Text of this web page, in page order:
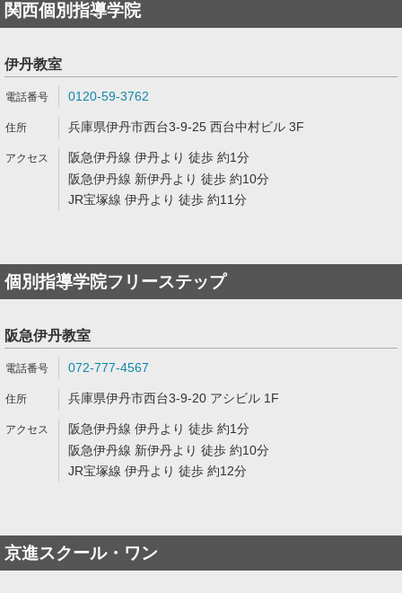
関西個別指導学院
伊丹教室
0120-59-3762
兵庫県伊丹市西台3-9-25 西台中村ビル 3F
阪急伊丹線 伊丹より 徒歩 約1分
阪急伊丹線 新伊丹より 徒歩 約10分
JR宝塚線 伊丹より 徒歩 約11分
個別指導学院フリーステップ
阪急伊丹教室
072-777-4567
兵庫県伊丹市西台3-9-20 アシビル 1F
阪急伊丹線 伊丹より 徒歩 約1分
阪急伊丹線 新伊丹より 徒歩 約10分
JR宝塚線 伊丹より 徒歩 約12分
京進スクール・ワン